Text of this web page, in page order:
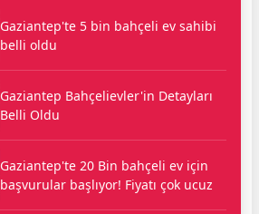
Gaziantep'te 5 bin bahçeli ev sahibi
belli oldu
Gaziantep Bahçelievler'in Detayları
Belli Oldu
Gaziantep'te 20 Bin bahçeli ev için
başvurular başlıyor! Fiyatı çok ucuz